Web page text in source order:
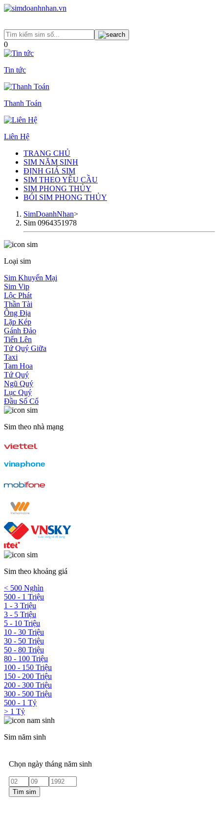
0
Tin tức
Thanh Toán
Liên Hệ
TRANG CHỦ
SIM NĂM SINH
ĐỊNH GIÁ SIM
SIM THEO YÊU CẦU
SIM PHONG THỦY
BÓI SIM PHONG THỦY
SimDoanhNhan>
Sim 0964351978
Loại sim
Sim Khuyến Mại
Sim Vip
Lộc Phát
Thần Tài
Ông Địa
Lặp Kép
Gánh Đảo
Tiến Lên
Tứ Quý Giữa
Taxi
Tam Hoa
Tứ Quý
Ngũ Quý
Lục Quý
Đầu Số Cổ
Sim theo nhà mạng
Sim theo khoảng giá
< 500 Nghìn
500 - 1 Triệu
1 - 3 Triệu
3 - 5 Triệu
5 - 10 Triệu
10 - 30 Triệu
30 - 50 Triệu
50 - 80 Triệu
80 - 100 Triệu
100 - 150 Triệu
150 - 200 Triệu
200 - 300 Triệu
300 - 500 Triệu
500 - 1 Tỷ
> 1 Tỷ
Sim năm sinh
Chọn ngày tháng năm sinh
Tìm sim